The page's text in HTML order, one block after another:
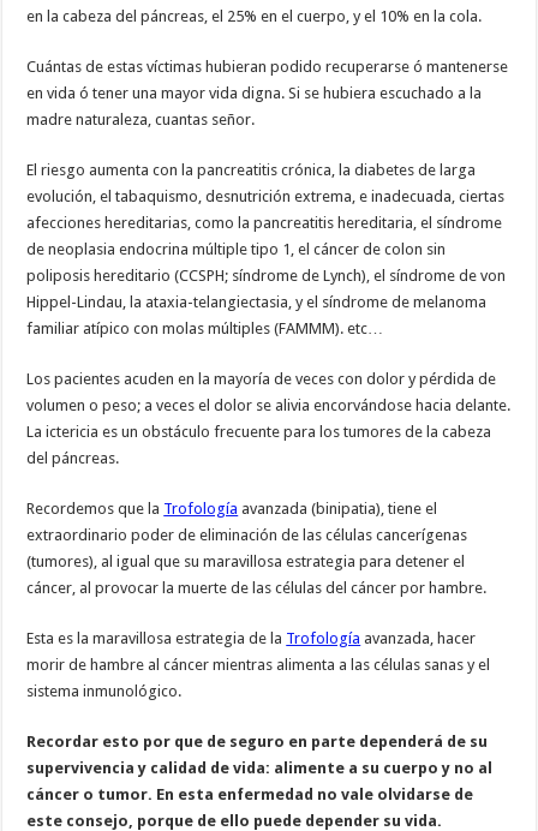
en la cabeza del páncreas, el 25% en el cuerpo, y el 10% en la cola.
Cuántas de estas víctimas hubieran podido recuperarse ó mantenerse
en vida ó tener una mayor vida digna. Si se hubiera escuchado a la
madre naturaleza, cuantas señor.
El riesgo aumenta con la pancreatitis crónica, la diabetes de larga
evolución, el tabaquismo, desnutrición extrema, e inadecuada, ciertas
afecciones hereditarias, como la pancreatitis hereditaria, el síndrome
de neoplasia endocrina múltiple tipo 1, el cáncer de colon sin
poliposis hereditario (CCSPH; síndrome de Lynch), el síndrome de von
Hippel-Lindau, la ataxia-telangiectasia, y el síndrome de melanoma
familiar atípico con molas múltiples (FAMMM). etc…
Los pacientes acuden en la mayoría de veces con dolor y pérdida de
volumen o peso; a veces el dolor se alivia encorvándose hacia delante.
La ictericia es un obstáculo frecuente para los tumores de la cabeza
del páncreas.
Recordemos que la Trofología avanzada (binipatia), tiene el
extraordinario poder de eliminación de las células cancerígenas
(tumores), al igual que su maravillosa estrategia para detener el
cáncer, al provocar la muerte de las células del cáncer por hambre.
Esta es la maravillosa estrategia de la Trofología avanzada, hacer
morir de hambre al cáncer mientras alimenta a las células sanas y el
sistema inmunológico.
Recordar esto por que de seguro en parte dependerá de su
supervivencia y calidad de vida: alimente a su cuerpo y no al
cáncer o tumor. En esta enfermedad no vale olvidarse de
este consejo, porque de ello puede depender su vida.